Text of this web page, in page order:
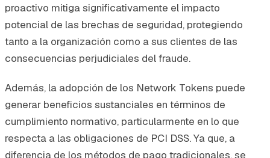
proactivo mitiga significativamente el impacto
potencial de las brechas de seguridad, protegiendo
tanto a la organización como a sus clientes de las
consecuencias perjudiciales del fraude.
Además, la adopción de los Network Tokens puede
generar beneficios sustanciales en términos de
cumplimiento normativo, particularmente en lo que
respecta a las obligaciones de PCI DSS. Ya que, a
diferencia de los métodos de pago tradicionales, se